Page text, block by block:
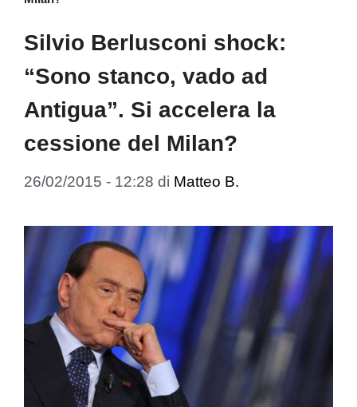
Silvio Berlusconi shock:
“Sono stanco, vado ad
Antigua”. Si accelera la
cessione del Milan?
26/02/2015 - 12:28 di Matteo B.